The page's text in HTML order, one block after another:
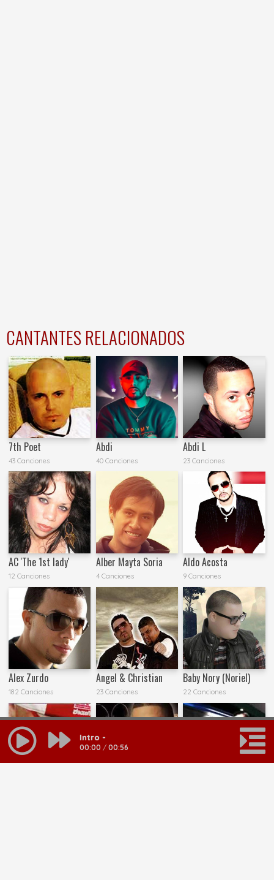
CANTANTES RELACIONADOS
7th Poet
43 Canciones
Abdi
40 Canciones
Abdi L
23 Canciones
AC 'The 1st lady'
12 Canciones
Alber Mayta Soria
4 Canciones
Aldo Acosta
9 Canciones
Alex Zurdo
182 Canciones
Angel & Christian
23 Canciones
Baby Nory (Noriel)
22 Canciones
Intro -
00:00 / 00:56